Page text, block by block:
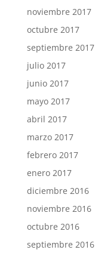
noviembre 2017
octubre 2017
septiembre 2017
julio 2017
junio 2017
mayo 2017
abril 2017
marzo 2017
febrero 2017
enero 2017
diciembre 2016
noviembre 2016
octubre 2016
septiembre 2016